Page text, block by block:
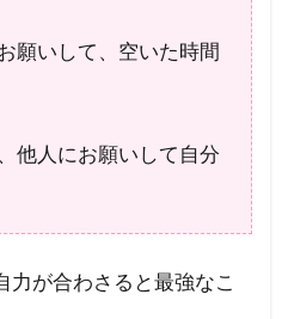
願いして、空いた時間
他人にお願いして自分
力が合わさると最強なこ